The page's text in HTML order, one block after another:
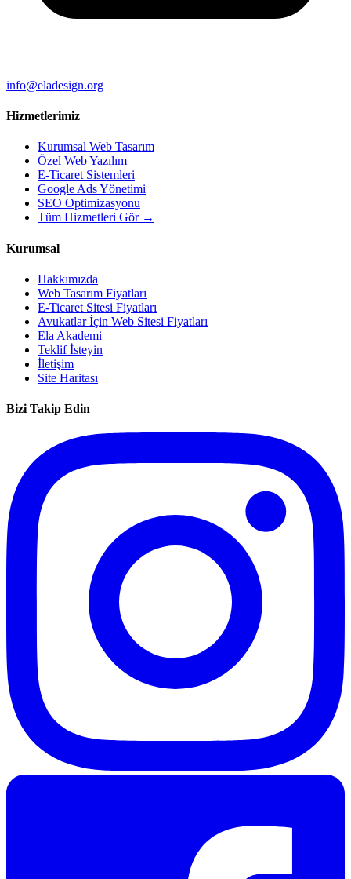
info@eladesign.org
Hizmetlerimiz
Kurumsal Web Tasarım
Özel Web Yazılım
E-Ticaret Sistemleri
Google Ads Yönetimi
SEO Optimizasyonu
Tüm Hizmetleri Gör →
Kurumsal
Hakkımızda
Web Tasarım Fiyatları
E-Ticaret Sitesi Fiyatları
Avukatlar İçin Web Sitesi Fiyatları
Ela Akademi
Teklif İsteyin
İletişim
Site Haritası
Bizi Takip Edin